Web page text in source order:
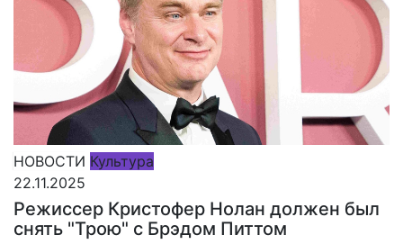
НОВОСТИ Культура
22.11.2025
Режиссер Кристофер Нолан должен был
снять "Трою" с Брэдом Питтом